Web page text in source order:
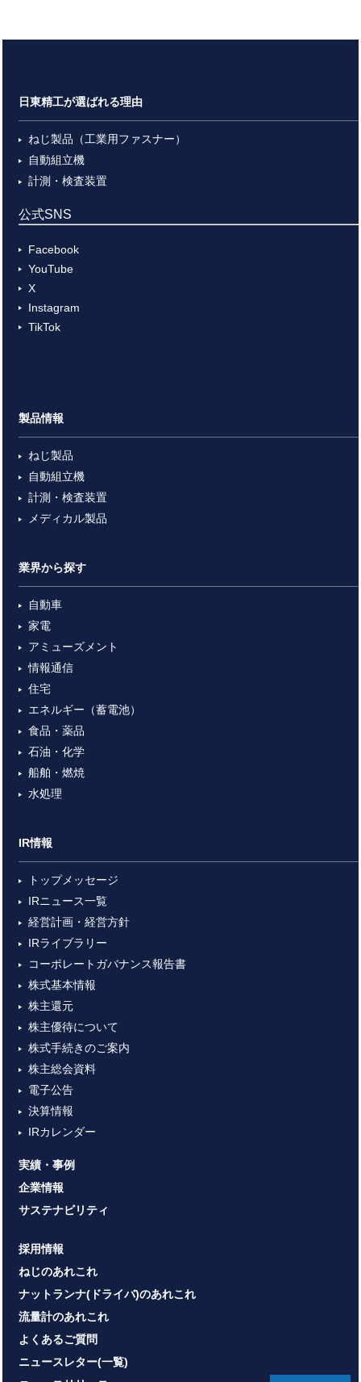
日東精工が選ばれる理由
ねじ製品（工業用ファスナー）
自動組立機
計測・検査装置
公式SNS
Facebook
YouTube
X
Instagram
TikTok
製品情報
ねじ製品
自動組立機
計測・検査装置
メディカル製品
業界から探す
自動車
家電
アミューズメント
情報通信
住宅
エネルギー（蓄電池）
食品・薬品
石油・化学
船舶・燃焼
水処理
IR情報
トップメッセージ
IRニュース一覧
経営計画・経営方針
IRライブラリー
コーポレートガバナンス報告書
株式基本情報
株主還元
株主優待について
株式手続きのご案内
株主総会資料
電子公告
決算情報
IRカレンダー
実績・事例
企業情報
サステナビリティ
採用情報
ねじのあれこれ
ナットランナ(ドライバ)のあれこれ
流量計のあれこれ
よくあるご質問
ニュースレター(一覧)